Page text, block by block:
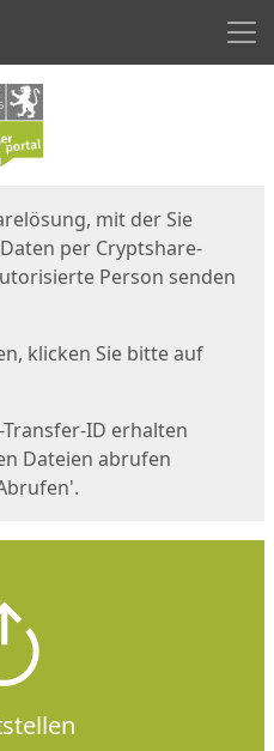
mit der Sie
Daten per Cryptshare-
Person senden
klicken Sie bitte auf
ID erhalten
Dateien abrufen